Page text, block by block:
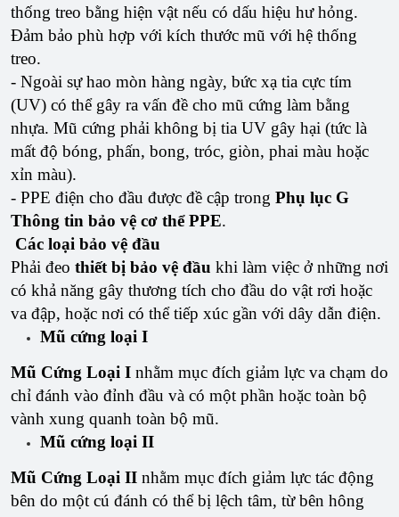
thống treo bằng hiện vật nếu có dấu hiệu hư hỏng.
Đảm bảo phù hợp với kích thước mũ với hệ thống
treo.
- Ngoài sự hao mòn hàng ngày, bức xạ tia cực tím
(UV) có thể gây ra vấn đề cho mũ cứng làm bằng
nhựa. Mũ cứng phải không bị tia UV gây hại (tức là
mất độ bóng, phấn, bong, tróc, giòn, phai màu hoặc
xỉn màu).
- PPE điện cho đầu được đề cập trong Phụ lục G
Thông tin bảo vệ cơ thể PPE.
Các loại bảo vệ đầu
Phải đeo thiết bị bảo vệ đầu khi làm việc ở những nơi
có khả năng gây thương tích cho đầu do vật rơi hoặc
va đập, hoặc nơi có thể tiếp xúc gần với dây dẫn điện.
Mũ cứng loại I
Mũ Cứng Loại I nhằm mục đích giảm lực va chạm do
chỉ đánh vào đỉnh đầu và có một phần hoặc toàn bộ
vành xung quanh toàn bộ mũ.
Mũ cứng loại II
Mũ Cứng Loại II nhằm mục đích giảm lực tác động
bên do một cú đánh có thể bị lệch tâm, từ bên hông